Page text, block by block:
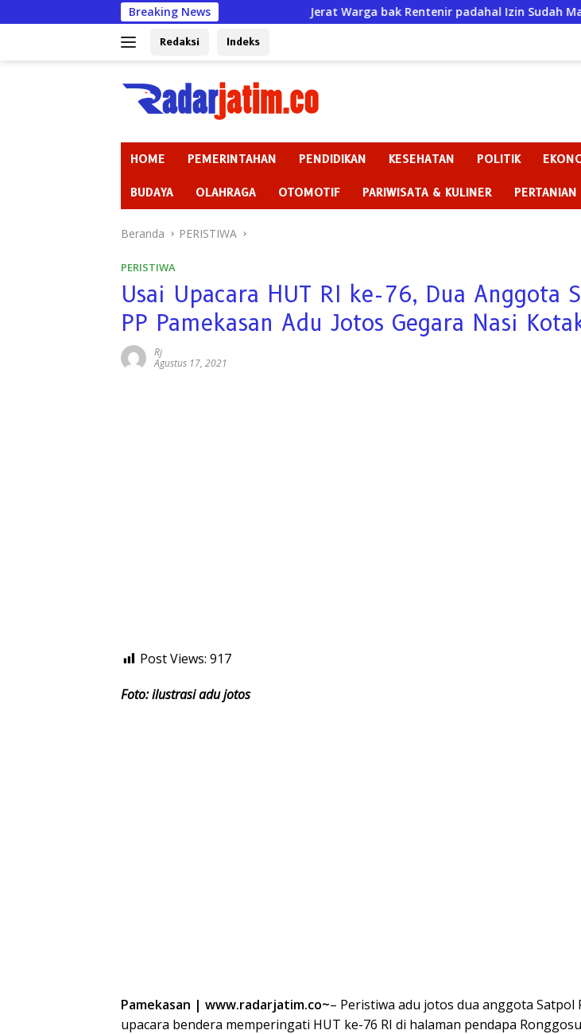
ke
Breaking News Jerat Warga bak Rentenir padahal Izin Sudah Mati, KSP
Redaksi Indeks
HOME PEMERINTAHAN PENDIDIKAN KESEHATAN POLITIK
BUDAYA OLAHRAGA OTOMOTIF PARIWISATA & KULINER PERTANIAN
Beranda PERISTIWA
PERISTIWA
Usai Upacara HUT RI ke-76, Dua Anggota
PP Pamekasan Adu Jotos Gegara Nasi
Rj
Agustus 17, 2021
Post Views: 917
Foto: ilustrasi adu jotos
Pamekasan | www.radarjatim.co~– Peristiwa adu jotos dua anggota Satpol
upacara bendera memperingati HUT ke-76 RI di halaman pendapa